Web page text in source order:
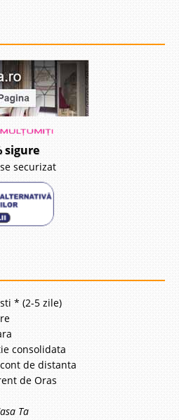
sigure
securizat
* (2-5 zile)
consolidata
de distanta
de Oras
Ta